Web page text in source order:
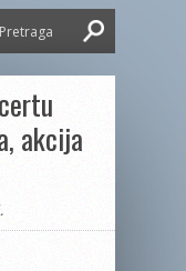
akcija